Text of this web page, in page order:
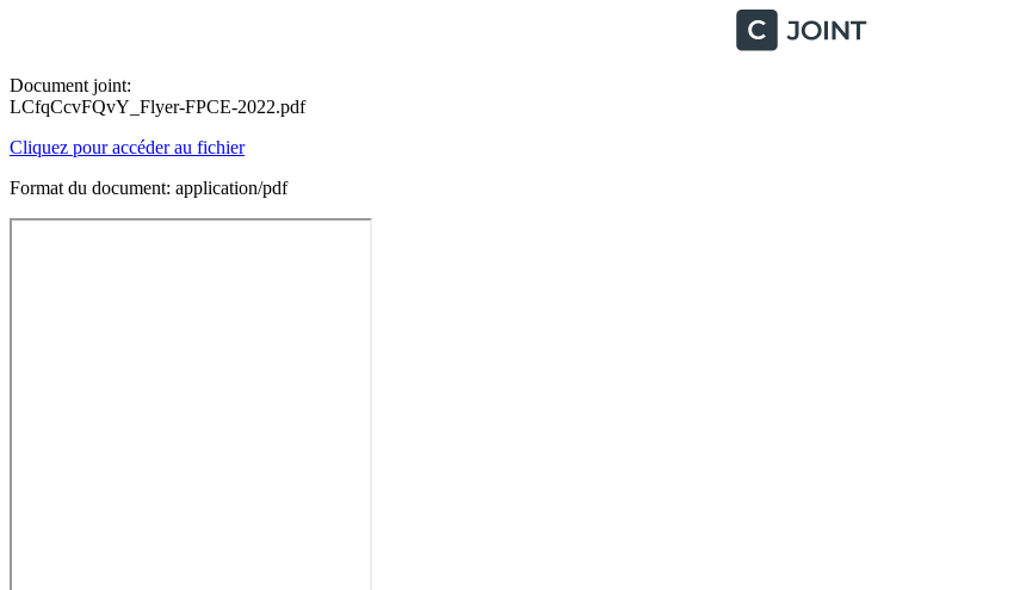
Document joint:
LCfqCcvFQvY_Flyer-FPCE-2022.pdf
Cliquez pour accéder au fichier
Format du document: application/pdf